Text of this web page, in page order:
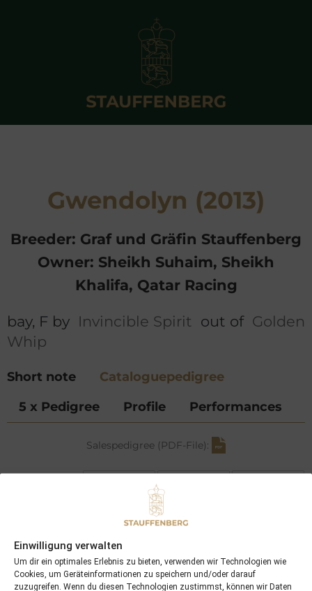
Einwilligung verwalten
Um dir ein optimales Erlebnis zu bieten, verwenden wir Technologien wie
Cookies, um Geräteinformationen zu speichern und/oder darauf
zuzugreifen. Wenn du diesen Technologien zustimmst, können wir Daten
Gwendolyn (2013)
Breeder: Graf und Gräfin Stauffenberg
Owner: Sheikh Suhaim, Sheikh
Khalifa, Qatar Racing
bay, F by Invincible Spirit out of Golden
Whip
Short note
Cataloguepedigree
5 x Pedigree
Profile Performances
Salespedigree (PDF-File):
Green
Desert
Eljazzi
Nijinsky II